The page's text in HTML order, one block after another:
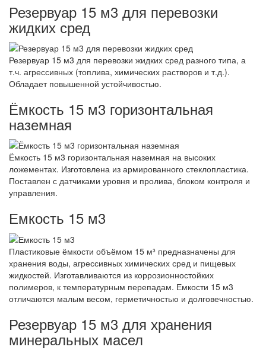
Резервуар 15 м3 для перевозки
жидких сред
Резервуар 15 м3 для перевозки жидких сред разного типа, а
т.ч. агрессивных (топлива, химических растворов и т.д.).
Обладает повышенной устойчивостью.
Ёмкость 15 м3 горизонтальная
наземная
Ёмкость 15 м3 горизонтальная наземная на высоких
ложементах. Изготовлена из армированного стеклопластика.
Поставлен с датчиками уровня и пролива, блоком контроля и
управления.
Емкость 15 м3
Пластиковые ёмкости объёмом 15 м³ предназначены для
хранения воды, агрессивных химических сред и пищевых
жидкостей. Изготавливаются из коррозионностойких
полимеров, к температурным перепадам. Емкости 15 м3
отличаются малым весом, герметичностью и долговечностью.
Резервуар 15 м3 для хранения
минеральных масел